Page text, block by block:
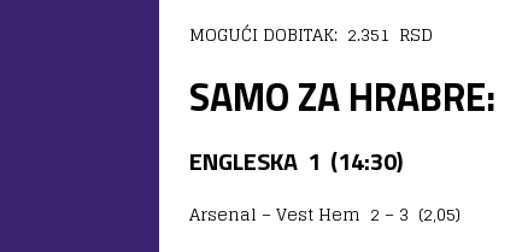
MOGUĆI DOBITAK: 2.351 RSD
SAMO ZA HRABRE:
ENGLESKA 1 (14:30)
Arsenal – Vest Hem 2 – 3 (2,05)